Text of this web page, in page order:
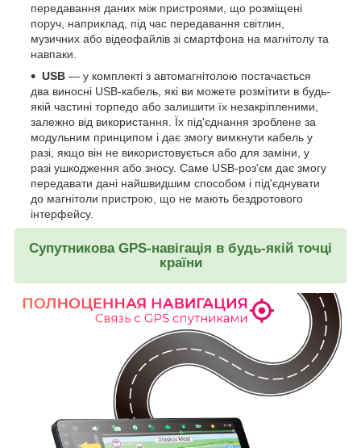
передавання даних між пристроями, що розміщені
поруч, наприклад, під час передавання світлин,
музичних або відеофайлів зі смартфона на магнітолу та
навпаки.
USB — у комплекті з автомагнітолою постачається
два виносні USB-кабель, які ви можете розмітити в будь-
якій частині торпедо або залишити їх незакріпленими,
залежно від використання. Їх під'єднання зроблене за
модульним принципом і дає змогу вимкнути кабель у
разі, якщо він не використовується або для заміни, у
разі ушкодження або зносу. Саме USB-роз'єм дає змогу
передавати дані найшвидшим способом і під'єднувати
до магнітоли пристрою, що не мають бездротового
інтерфейсу.
Супутникова GPS-навігація в будь-якій точці
країни